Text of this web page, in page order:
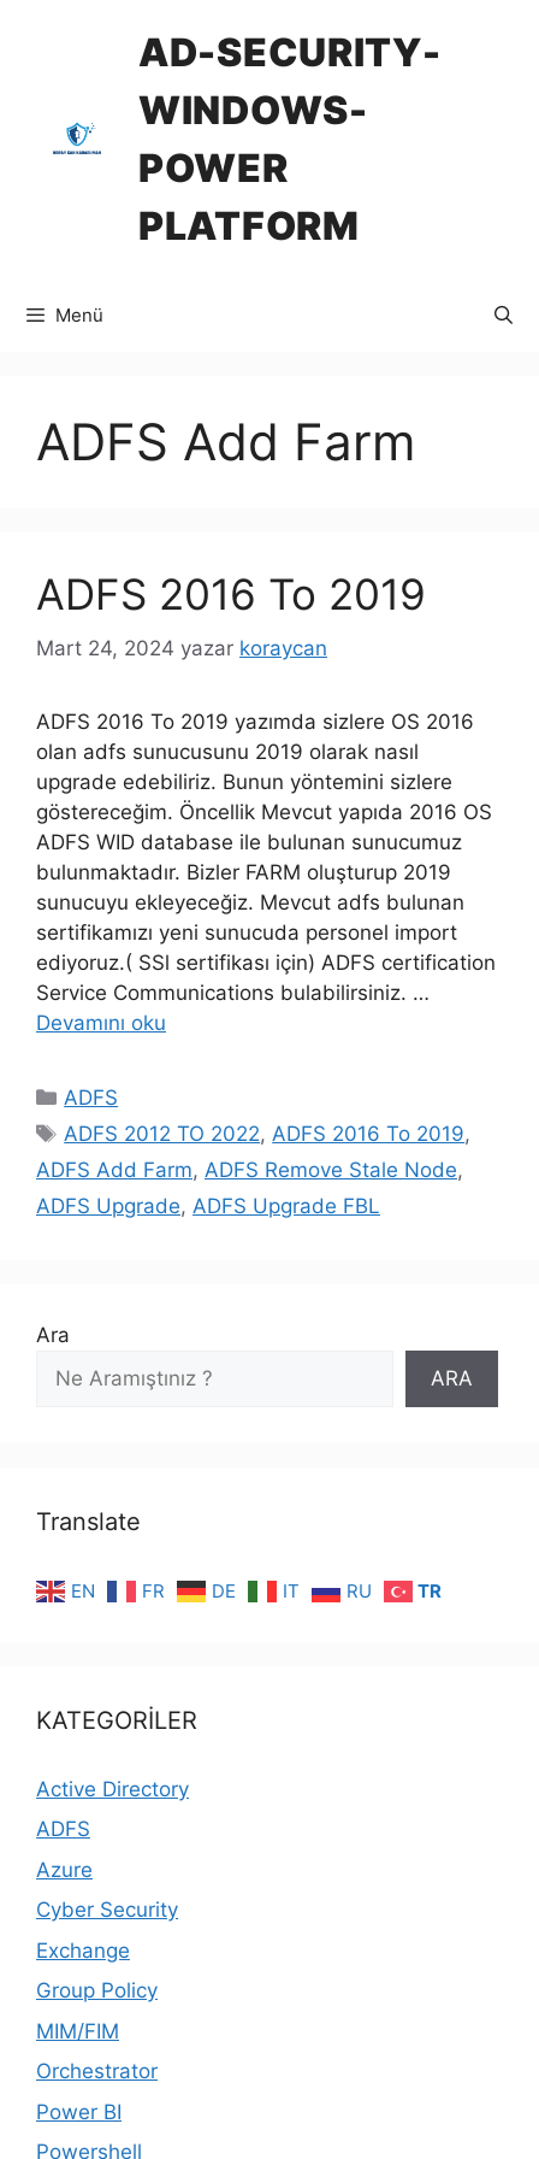
AD-SECURITY-
WINDOWS-
POWER
PLATFORM
Menü
ADFS Add Farm
ADFS 2016 To 2019
Mart 24, 2024 yazar koraycan
ADFS 2016 To 2019 yazımda sizlere OS 2016
olan adfs sunucusunu 2019 olarak nasıl
upgrade edebiliriz. Bunun yöntemini sizlere
göstereceğim. Öncellik Mevcut yapıda 2016 OS
ADFS WID database ile bulunan sunucumuz
bulunmaktadır. Bizler FARM oluşturup 2019
sunucuyu ekleyeceğiz. Mevcut adfs bulunan
sertifikamızı yeni sunucuda personel import
ediyoruz.( SSl sertifikası için) ADFS certification
Service Communications bulabilirsiniz. …
Devamını oku
Kategoriler
ADFS
Etiketler
ADFS 2012 TO 2022, ADFS 2016 To 2019,
ADFS Add Farm, ADFS Remove Stale Node,
ADFS Upgrade, ADFS Upgrade FBL
Ara
ARA
Translate
EN FR DE IT RU TR
KATEGORİLER
Active Directory
ADFS
Azure
Cyber Security
Exchange
Group Policy
MIM/FIM
Orchestrator
Power BI
Powershell